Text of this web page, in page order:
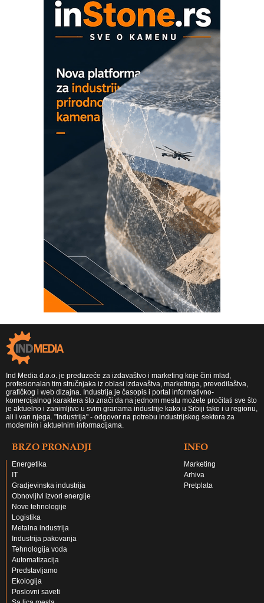
Proizvodnja iC7 Hybrid 1500 VDC
mrežnog pretvarača sa tečnim
hlađenjem
Ind Media d.o.o. je preduzeće za izdavaštvo i marketing koje čini mlad,
profesionalan tim stručnjaka iz oblasi izdavaštva, marketinga, prevodilaštva,
grafičkog i web dizajna. Industrija je časopis i portal informativno-
komercijalnog karaktera što znači da na jednom mestu možete pročitati sve što
je aktuelno i zanimljivo u svim granama industrije kako u Srbiji tako i u regionu,
ali i van njega. "Industrija" - odgovor na potrebu industrijskog sektora za
modernim i aktuelnim informacijama.
BRZO PRONADJI
Energetika
IT
Gradjevinska industrija
Obnovljivi izvori energije
Nove tehnologije
Logistika
Metalna industrija
Industrija pakovanja
Tehnologija voda
Automatizacija
Predstavljamo
Ekologija
Poslovni saveti
INFO
Marketing
Arhiva
Pretplata